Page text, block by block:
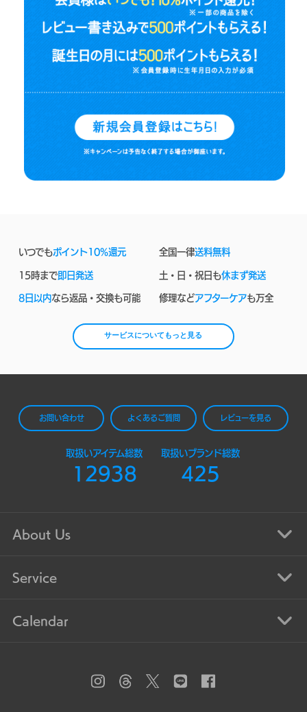
いつでもポイント10%還元 全国一律送料無料
15時まで即日発送 土・日・祝日も休まず発送
8日以内なら返品・交換も可能 修理などアフターケアも万全
サービスについてもっと見る
お問い合わせ よくあるご質問 レビューを見る
取扱いアイテム総数
12938
取扱いブランド総数
425
About Us
Service
Calendar